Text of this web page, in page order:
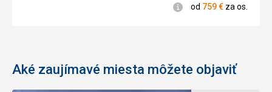
Informácie
od 759€ za os.
Aké zaujímavé miesta môžete objaviť